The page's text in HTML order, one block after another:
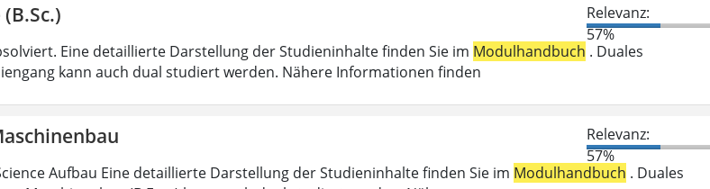
Relevanz:
57%
Eine detaillierte Darstellung der Studieninhalte finden Sie im Modulhandbuch . Duales
kann auch dual studiert werden. Nähere Informationen finden
Relevanz:
57%
Aufbau Eine detaillierte Darstellung der Studieninhalte finden Sie im Modulhandbuch . Duales